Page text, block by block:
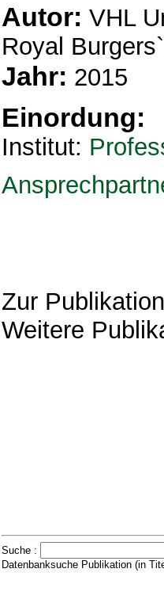
Autor: VHL
Royal
Jahr: 2015
Einordung:
Institut:
Zur
Weitere
Suche :
Datenbanksuche Publikation (in